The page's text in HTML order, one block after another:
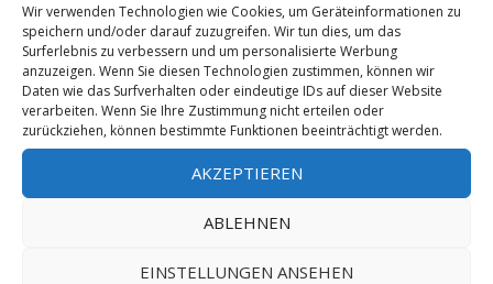
Wir verwenden Technologien wie Cookies, um Geräteinformationen zu
speichern und/oder darauf zuzugreifen. Wir tun dies, um das
Surferlebnis zu verbessern und um personalisierte Werbung
anzuzeigen. Wenn Sie diesen Technologien zustimmen, können wir
Daten wie das Surfverhalten oder eindeutige IDs auf dieser Website
verarbeiten. Wenn Sie Ihre Zustimmung nicht erteilen oder
zurückziehen, können bestimmte Funktionen beeinträchtigt werden.
AKZEPTIEREN
ABLEHNEN
EINSTELLUNGEN ANSEHEN